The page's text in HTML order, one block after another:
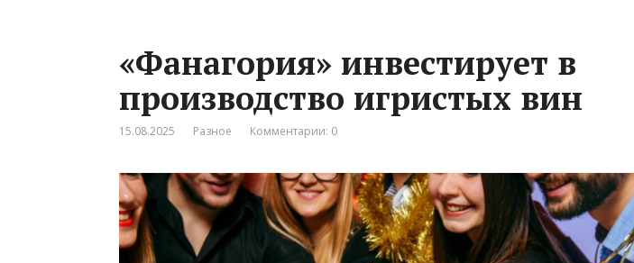
«Фанагория» инвестирует в
производство игристых вин
15.08.2025 Разное Комментарии: 0